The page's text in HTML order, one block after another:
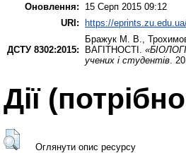
Оновлення:
15 Серп 2015 09:12
URI: https://
ДСТУ 8302:2015:
Бражук М. В.
ВАГІТНОСТІ.
учених і студентів .
Дії
Оглянути опис ресурсу